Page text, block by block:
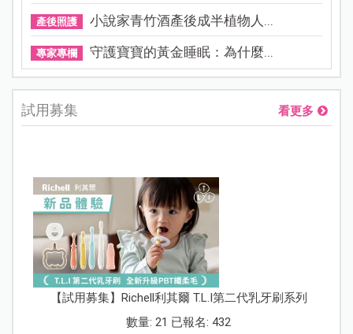
產後照護 小說家青竹酒產後成半植物人...
專家專欄 守護寶寶的黃金睡眠：為什麼...
試用募集 看更多
【試用募集】Richell利其爾 T.L.I第二代乳牙刷系列
數量: 21 已報名: 432